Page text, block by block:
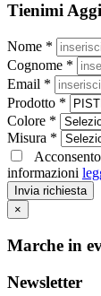
Tienimi
Nome *
Cognome *
Email *
Prodotto *
Colore *
Misura *
informazioni
Invia richiesta
×
Marche in
Newsletter